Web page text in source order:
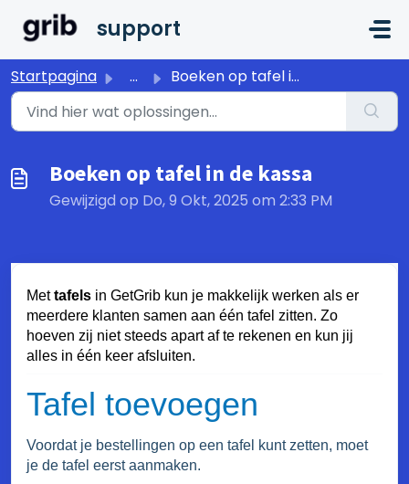
support
Startpagina ... Boeken op tafel in de kassa
Boeken op tafel in de kassa
Gewijzigd op Do, 9 Okt, 2025 om 2:33 PM
Mettafels in GetGrib kun je makkelijk werken als er
meerdere klanten samen aan één tafel zitten. Zo
hoeven zij niet steeds apart af te rekenen en kun jij
alles in één keer afsluiten.
Tafel toevoegen
Voordat je bestellingen op een tafel kunt zetten, moet
je de tafel eerst aanmaken.